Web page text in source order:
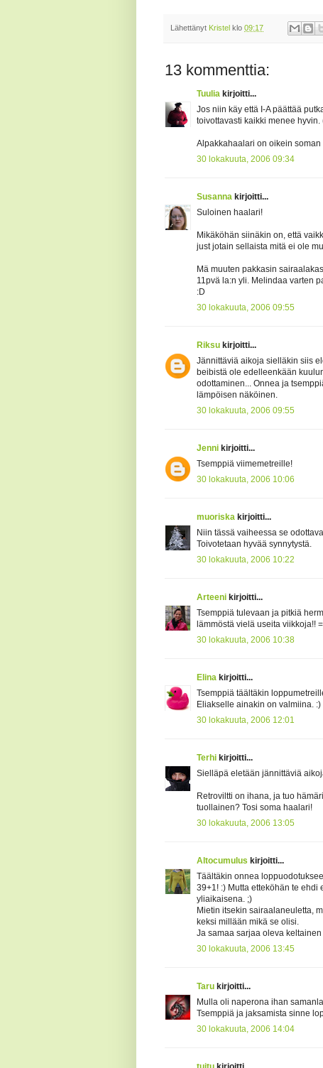
Lähettänyt Kristel klo 09:17
13 kommenttia:
Tuulia kirjoitti...
Jos niin käy että I-A päättää
toivottavasti kaikki menee
Alpakkahaalari on oikein
30 lokakuuta, 2006 09:34
Susanna kirjoitti...
Suloinen haalari!
Mikäköhän siinäkin on, että
just jotain sellaista mitä ei ole
Mä muuten pakkasin
11pvä la:n yli. Melindaa varten
:D
30 lokakuuta, 2006 09:55
Riksu kirjoitti...
Jännittäviä aikoja sielläkin siis
beibistä ole edelleenkään
odottaminen... Onnea ja
lämpöisen näköinen.
30 lokakuuta, 2006 09:55
Jenni kirjoitti...
Tsemppiä viimemetreille!
30 lokakuuta, 2006 10:06
muoriska kirjoitti...
Niin tässä vaiheessa se
Toivotetaan hyvää synnytystä.
30 lokakuuta, 2006 10:22
Arteeni kirjoitti...
Tsemppiä tulevaan ja pitkiä
lämmöstä vielä useita viikkoja!!
30 lokakuuta, 2006 10:38
Elina kirjoitti...
Tsemppiä täältäkin
Eliakselle ainakin on valmiina. :)
30 lokakuuta, 2006 12:01
Terhi kirjoitti...
Sielläpä eletään jännittäviä
Retroviltti on ihana, ja tuo
tuollainen? Tosi soma haalari!
30 lokakuuta, 2006 13:05
Altocumulus kirjoitti...
Täältäkin onnea
39+1! :) Mutta etteköhän te
yliaikaisena. ;)
Mietin itsekin sairaalaneuletta,
keksi millään mikä se olisi.
Ja samaa sarjaa oleva
30 lokakuuta, 2006 13:45
Taru kirjoitti...
Mulla oli naperona ihan
Tsemppiä ja jaksamista sinne
30 lokakuuta, 2006 14:04